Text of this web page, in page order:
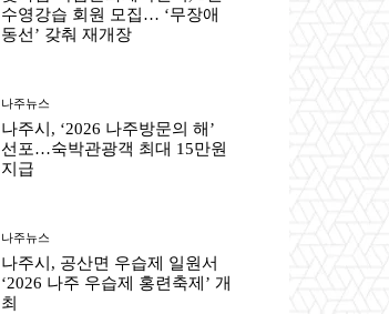
수영강습 회원 모집… ‘무장애
동선’ 갖춰 재개장
나주뉴스
나주시, ‘2026 나주방문의 해’
선포…숙박관광객 최대 15만원
지급
나주뉴스
나주시, 공산면 우습제 일원서
‘2026 나주 우습제 홍련축제’ 개
최